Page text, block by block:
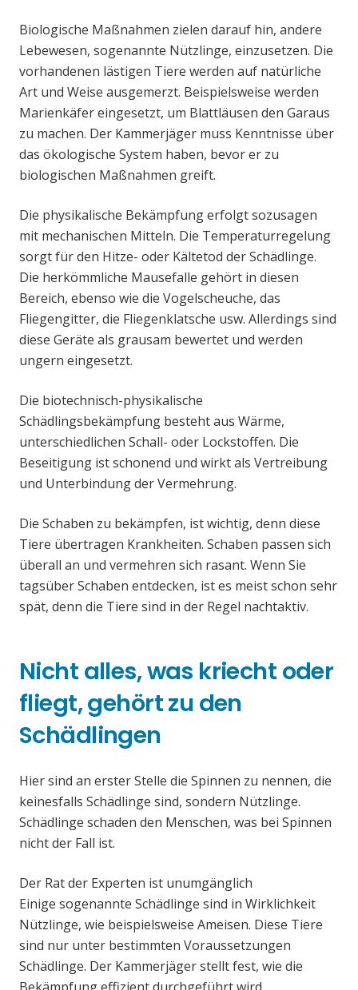
Biologische Maßnahmen zielen darauf hin, andere
Lebewesen, sogenannte Nützlinge, einzusetzen. Die
vorhandenen lästigen Tiere werden auf natürliche
Art und Weise ausgemerzt. Beispielsweise werden
Marienkäfer eingesetzt, um Blattläusen den Garaus
zu machen. Der Kammerjäger muss Kenntnisse über
das ökologische System haben, bevor er zu
biologischen Maßnahmen greift.
Die physikalische Bekämpfung erfolgt sozusagen
mit mechanischen Mitteln. Die Temperaturregelung
sorgt für den Hitze- oder Kältetod der Schädlinge.
Die herkömmliche Mausefalle gehört in diesen
Bereich, ebenso wie die Vogelscheuche, das
Fliegengitter, die Fliegenklatsche usw. Allerdings sind
diese Geräte als grausam bewertet und werden
ungern eingesetzt.
Die biotechnisch-physikalische
Schädlingsbekämpfung besteht aus Wärme,
unterschiedlichen Schall- oder Lockstoffen. Die
Beseitigung ist schonend und wirkt als Vertreibung
und Unterbindung der Vermehrung.
Die Schaben zu bekämpfen, ist wichtig, denn diese
Tiere übertragen Krankheiten. Schaben passen sich
überall an und vermehren sich rasant. Wenn Sie
tagsüber Schaben entdecken, ist es meist schon sehr
spät, denn die Tiere sind in der Regel nachtaktiv.
Nicht alles, was kriecht oder
fliegt, gehört zu den
Schädlingen
Hier sind an erster Stelle die Spinnen zu nennen, die
keinesfalls Schädlinge sind, sondern Nützlinge.
Schädlinge schaden den Menschen, was bei Spinnen
nicht der Fall ist.
Der Rat der Experten ist unumgänglich
Einige sogenannte Schädlinge sind in Wirklichkeit
Nützlinge, wie beispielsweise Ameisen. Diese Tiere
sind nur unter bestimmten Voraussetzungen
Schädlinge. Der Kammerjäger stellt fest, wie die